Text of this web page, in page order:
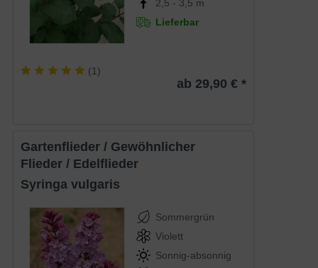
2,5 - 3,5 m
Lieferbar
(1)
ab 29,90 € *
Gartenflieder / Gewöhnlicher
Flieder / Edelflieder
Syringa vulgaris
Sommergrün
Violett
Sonnig-absonnig